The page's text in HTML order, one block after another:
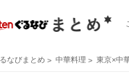
なびまとめ 中華料理 東京×中